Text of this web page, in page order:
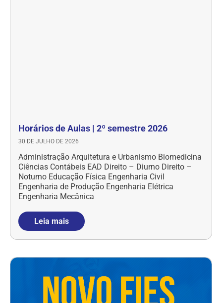
Horários de Aulas | 2º semestre 2026
30 DE JULHO DE 2026
Administração Arquitetura e Urbanismo Biomedicina
Ciências Contábeis EAD Direito – Diurno Direito –
Noturno Educação Física Engenharia Civil
Engenharia de Produção Engenharia Elétrica
Engenharia Mecânica
Leia mais